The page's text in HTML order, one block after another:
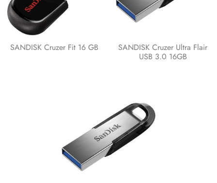
SANDISK Cruzer Fit 16 GB
SANDISK Cruzer Ultra Flair
USB 3.0 16GB